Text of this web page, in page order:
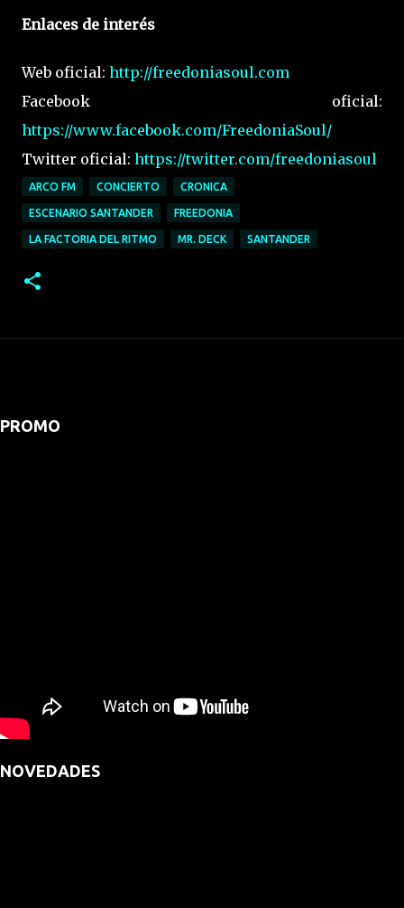
Enlaces de interés
Web oficial: http://freedoniasoul.com
Facebook oficial:
https://www.facebook.com/FreedoniaSoul/
Twitter oficial: https://twitter.com/freedoniasoul
ARCO FM CONCIERTO CRONICA
ESCENARIO SANTANDER FREEDONIA
LA FACTORIA DEL RITMO MR. DECK SANTANDER
PROMO
NOVEDADES